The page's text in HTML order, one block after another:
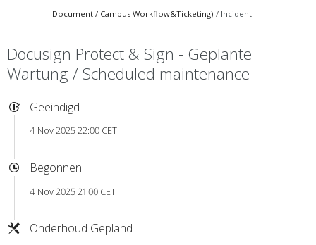
Document / Campus Workflow&Ticketing)
Incident
Docusign Protect & Sign - Geplante
Wartung / Scheduled maintenance
Geëindigd
4 Nov 2025 22:00 CET
Begonnen
4 Nov 2025 21:00 CET
Onderhoud Gepland